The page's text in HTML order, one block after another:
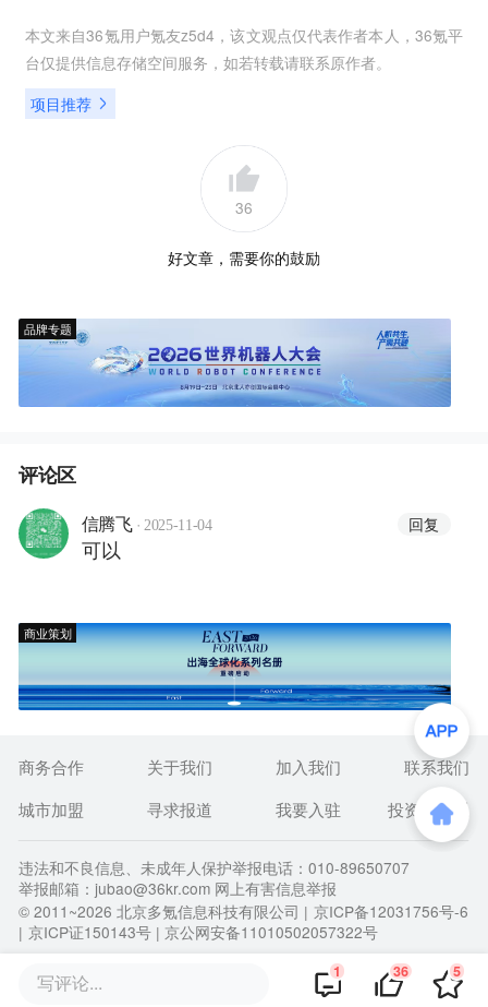
本文来自36氪用户氪友z5d4 ，该文观点仅代表作者本人，36氪平
台仅提供信息存储空间服务，如若转载请联系原作者。
项目推荐
36
好文章，需要你的鼓励
品牌专题
评论区
信腾飞 · 2025-11-04 回复
可以
商业策划
写评论... 1 36 5
商务合作 关于我们 加入我们
联系我们
城市加盟
寻求报道 我要入驻 投资者关系
违法和不良信息、未成年人保护举报电话：010-89650707
举报邮箱：jubao@36kr.com 网上有害信息举报
© 2011~2026 北京多氪信息科技有限公司 | 京ICP备12031756号-6
| 京ICP证150143号 | 京公网安备11010502057322号